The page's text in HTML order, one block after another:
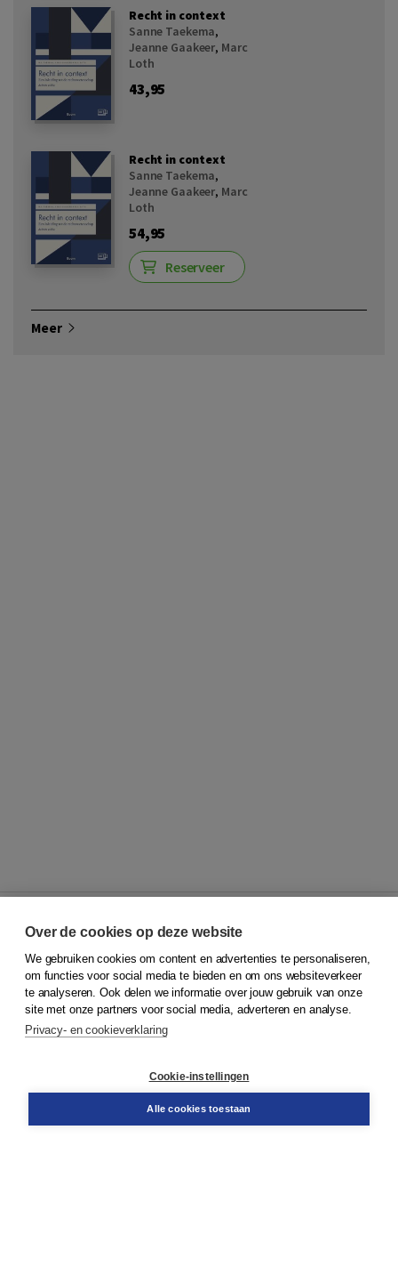
Recht in context
Sanne Taekema,
Jeanne Gaakeer, Marc
Loth
43,95
Recht in context
Sanne Taekema,
Jeanne Gaakeer, Marc
Loth
54,95
Reserveer
Meer
© 2026Koninklijke Boom uitgevers
Klantenservice
Service & informatie
Contact
Over de cookies op deze website
We gebruiken cookies om content en advertenties te personaliseren,
om functies voor social media te bieden en om ons websiteverkeer
te analyseren. Ook delen we informatie over jouw gebruik van onze
site met onze partners voor social media, adverteren en analyse.
Privacy- en cookieverklaring
Cookie-instellingen
Alle cookies toestaan